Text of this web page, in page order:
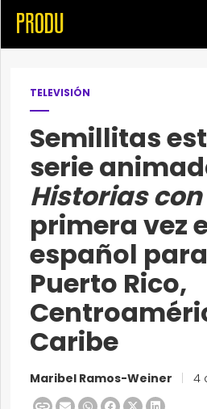
TELEVISIÓN
Semillitas
serie
Historias
primera vez
español para
Puerto Rico,
Caribe
Maribel Ramos-Weiner 4